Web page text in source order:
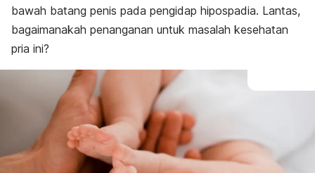
Komplikasi
Diagnosis
Pengobatan
bawah batang penis pada pengidap hipospadia. Lantas,
bagaimanakah penanganan untuk masalah kesehatan
pria ini?